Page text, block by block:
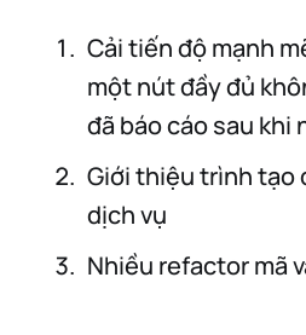
Cải tiến độ mạnh
một nút đầy đủ
đã báo cáo sau khi
Giới thiệu trình tạo
dịch vụ
Nhiều refactor mã